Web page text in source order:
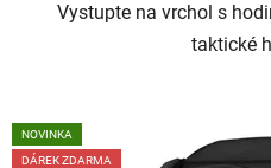
Vystupte na vrchol s
taktické
NOVINKA
DÁREK ZDARMA